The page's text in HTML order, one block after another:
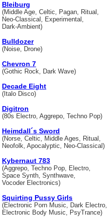
Bleiburg
(Middle Age, Celtic, Pagan, Ritual,
Neo-Classical, Experimental,
Dark-Ambient)
Bulldozer
(Noise, Drone)
Chevron 7
(Gothic Rock, Dark Wave)
Decade Eight
(Italo Disco)
Digitron
(80s Electro, Aggrepo, Techno Pop)
Heimdall´s Sword
(Norse, Celtic, Middle Ages, Ritual,
Neofolk, Apocalyptic, Neo-Classical)
Kybernaut 783
(Aggrepo, Techno Pop, Electro,
Space Synth, Synthwave,
Vocoder Electronics)
Squirting Pussy Girls
(Electronic Porn Music, Dark Electro,
Electronic Body Music, PsyTrance)